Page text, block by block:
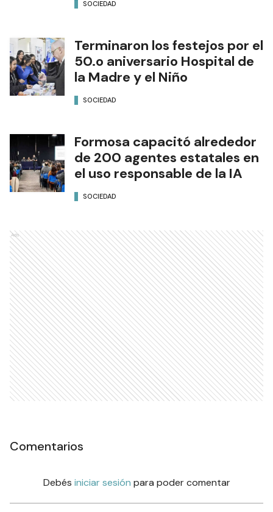
SOCIEDAD
Terminaron los festejos por el
50.o aniversario Hospital de
la Madre y el Niño
SOCIEDAD
Formosa capacitó alrededor
de 200 agentes estatales en
el uso responsable de la IA
SOCIEDAD
Ads
Comentarios
Debés iniciar sesión para poder comentar